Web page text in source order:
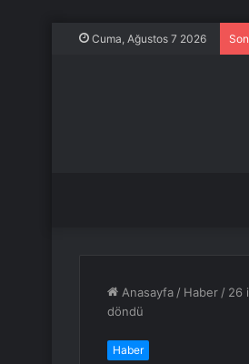
Cuma, Ağustos 7 2026
Anasayfa / Haber / 26
döndü
Haber